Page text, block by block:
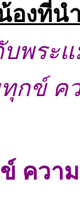
องที่น
บพระ
กข์ ค
ควา